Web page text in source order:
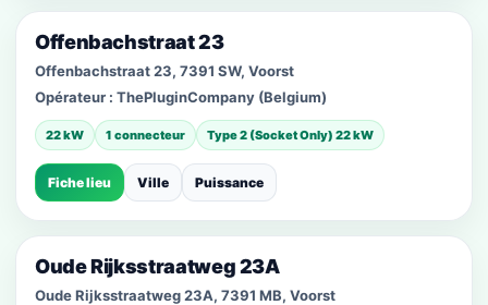
Offenbachstraat 23
Offenbachstraat 23, 7391 SW, Voorst
Opérateur : ThePluginCompany (Belgium)
22 kW 1 connecteur Type 2 (Socket Only) 22 kW
Fiche lieu Ville Puissance
Oude Rijksstraatweg 23A
Oude Rijksstraatweg 23A, 7391 MB, Voorst